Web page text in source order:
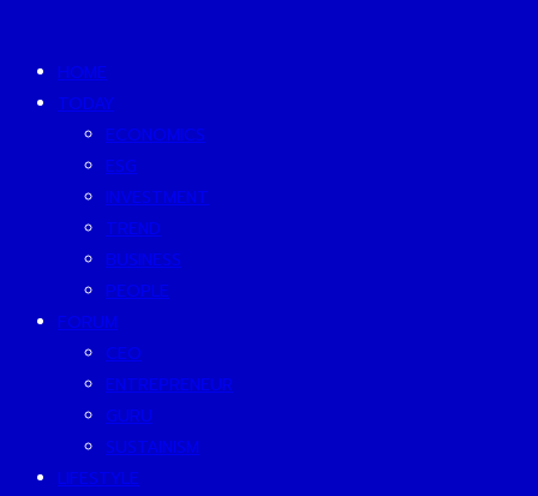
HOME
TODAY
ECONOMICS
ESG
INVESTMENT
TREND
BUSINESS
PEOPLE
FORUM
CEO
ENTREPRENEUR
GURU
SUSTAINISM
LIFESTYLE